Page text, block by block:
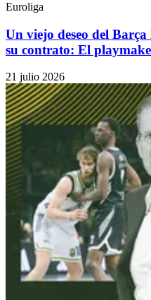
Euroliga
Un viejo deseo del
su contrato: El
21 julio 2026